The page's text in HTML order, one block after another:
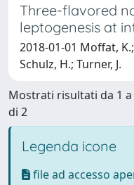
Three-flavored
leptogenesis at
2018-01-01 Moffat,
Schulz, H.; Turner, J.
Mostrati risultati da 1 a
di 2
Legenda icone
file ad accesso